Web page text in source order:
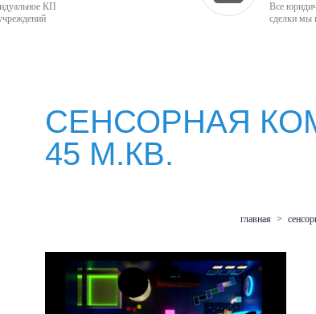
КП
Все
сделки мы
СЕНСОРНАЯ
45 М.КВ.
главная >